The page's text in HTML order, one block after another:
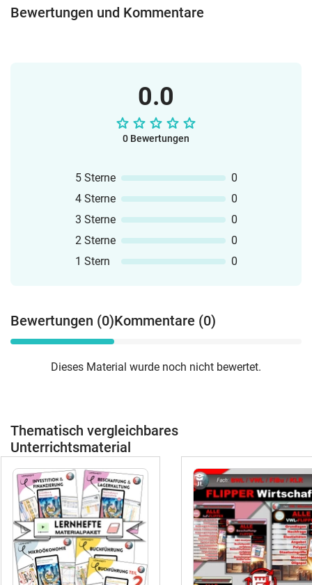
Bewertungen und Kommentare
0.0
0 Bewertungen
5 Sterne
0
4 Sterne
0
3 Sterne
0
2 Sterne
0
1 Stern
0
Bewertungen (0)Kommentare (0)
Dieses Material wurde noch nicht bewertet.
Thematisch vergleichbares
Unterrichtsmaterial